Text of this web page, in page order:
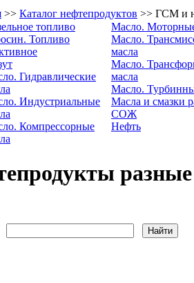
>> Каталог нефтепродуктов >> ГСМ и
топливо
Топливо
Гидравлические
Индустриальные
Компрессорные
Масло.
Масло.
масла
Масло.
масла
Масло.
Масла и смазки
СОЖ
Нефть
разные